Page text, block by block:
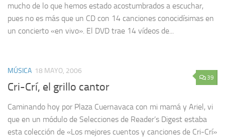
mucho de lo que hemos estado acostumbrados a escuchar,
pues no es más que un CD con 14 canciones conocidísimas en
un concierto «en vivo». El DVD trae 14 vídeos de...
39
MÚSICA 18 MAYO, 2006
Cri-Crí, el grillo cantor
Caminando hoy por Plaza Cuernavaca con mi mamá y Ariel, vi
que en un módulo de Selecciones de Reader’s Digest estaba
esta colección de «Los mejores cuentos y canciones de Cri-Crí»